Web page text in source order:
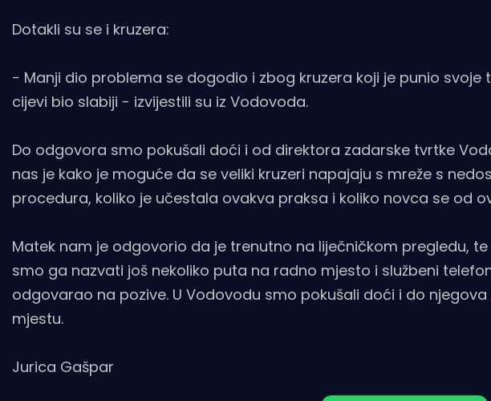
Dotakli su se i kruzera:
- Manji dio problema se dogodio i zbog kruzera koji je punio
cijevi bio slabiji - izvijestili su iz Vodovoda.
Do odgovora smo pokušali doći i od direktora zadarske tvrtke
nas je kako je moguće da se veliki kruzeri napajaju s mreže s
procedura, koliko je učestala ovakva praksa i koliko novca se od
Matek nam je odgovorio da je trenutno na liječničkom pregledu,
smo ga nazvati još nekoliko puta na radno mjesto i službeni
odgovarao na pozive. U Vodovodu smo pokušali doći i do
mjestu.
Jurica Gašpar